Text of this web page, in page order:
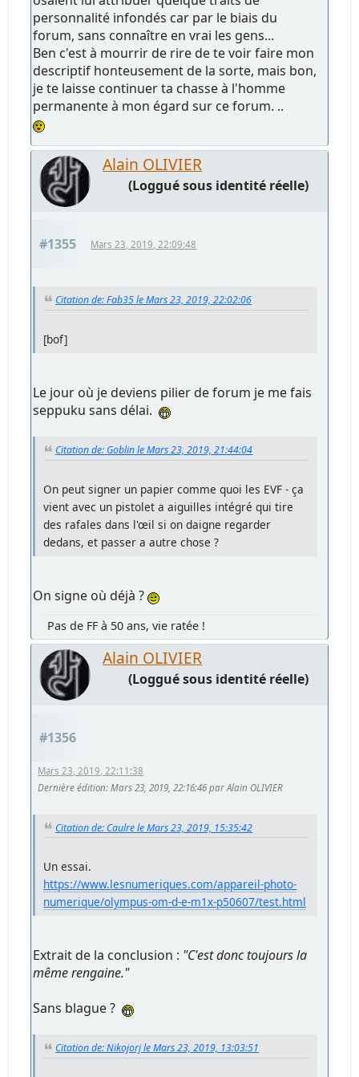
personnalité infondés car par le biais du
forum, sans connaître en vrai les gens...
Ben c'est à mourrir de rire de te voir faire mon
descriptif honteusement de la sorte, mais bon,
je te laisse continuer ta chasse à l'homme
permanente à mon égard sur ce forum. ..
Alain OLIVIER
(Loggué sous identité réelle)
#1355 Mars 23, 2019, 22:09:48
Citation de: Fab35 le Mars 23, 2019, 22:02:06
[bof]
Le jour où je deviens pilier de forum je me fais
seppuku sans délai.
Citation de: Goblin le Mars 23, 2019, 21:44:04
On peut signer un papier comme quoi les EVF - ça
vient avec un pistolet a aiguilles intégré qui tire
des rafales dans l'œil si on daigne regarder
dedans, et passer a autre chose ?
On signe où déjà ?
Pas de FF à 50 ans, vie ratée !
Alain OLIVIER
(Loggué sous identité réelle)
#1356
Mars 23, 2019, 22:11:38
Dernière édition: Mars 23, 2019, 22:16:46 par Alain OLIVIER
Citation de: Caulre le Mars 23, 2019, 15:35:42
Un essai.
https://www.lesnumeriques.com/appareil-photo-
numerique/olympus-om-d-e-m1x-p50607/test.html
Extrait de la conclusion : "C'est donc toujours la
même rengaine."
Sans blague ?
Citation de: Nikojorj le Mars 23, 2019, 13:03:51